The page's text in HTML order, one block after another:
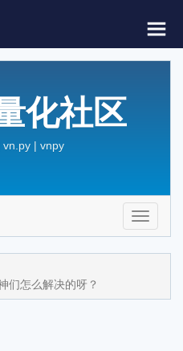
化社区
vn.py | vnpy
Toggle
们怎么解决的呀？